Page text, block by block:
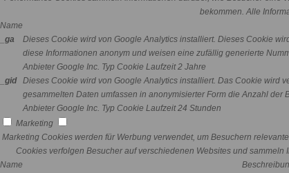
bekommen. Alle
Name
_ga
Dieses Cookie wird von Google Analytics installiert. Dieses Cookie
diese Informationen anonym und weisen eine zufällig generierte
Anbieter Google Inc. Typ Cookie Laufzeit 2 Jahre
_gid
Dieses Cookie wird von Google Analytics installiert. Das Cookie wird
gesammelten Daten umfassen in anonymisierter Form die Anzahl
Anbieter Google Inc. Typ Cookie Laufzeit 24 Stunden
Marketing
Marketing Cookies werden für Werbung verwendet, um Besuchern
Cookies verfolgen Besucher auf verschiedenen Websites und
Name